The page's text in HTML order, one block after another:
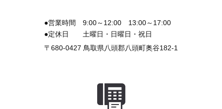
●営業時間
9:00～12:00 13:00～17:00
●定休日
土曜日・日曜日・祝日
〒680-0427 鳥取県八頭郡八頭町奥谷182-1